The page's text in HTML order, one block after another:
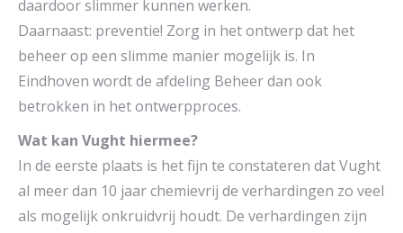
daardoor slimmer kunnen werken.
Daarnaast: preventie! Zorg in het ontwerp dat het
beheer op een slimme manier mogelijk is. In
Eindhoven wordt de afdeling Beheer dan ook
betrokken in het ontwerpproces.
Wat kan Vught hiermee?
In de eerste plaats is het fijn te constateren dat Vught
al meer dan 10 jaar chemievrij de verhardingen zo veel
als mogelijk onkruidvrij houdt. De verhardingen zijn